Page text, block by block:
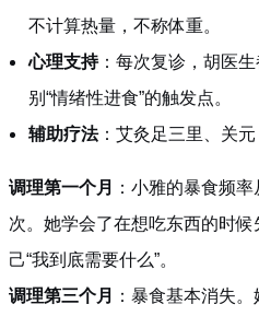
不计算热量，不称体重。
心理支持：每次复诊，胡医
别“情绪性进食”的触发点。
辅助疗法：艾灸足三里、关元
调理第一个月
：小雅的暴食频
次。她学会了在想吃东西的时
己“我到底需要什么”。
调理第三个月
：暴食基本消失